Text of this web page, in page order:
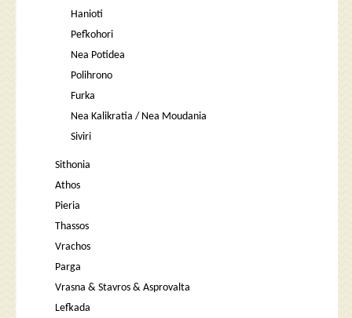
Hanioti
Pefkohori
Nea Potidea
Polihrono
Furka
Nea Kalikratia / Nea Moudania
Siviri
Sithonia
Athos
Pieria
Thassos
Vrachos
Parga
Vrasna & Stavros & Asprovalta
Lefkada